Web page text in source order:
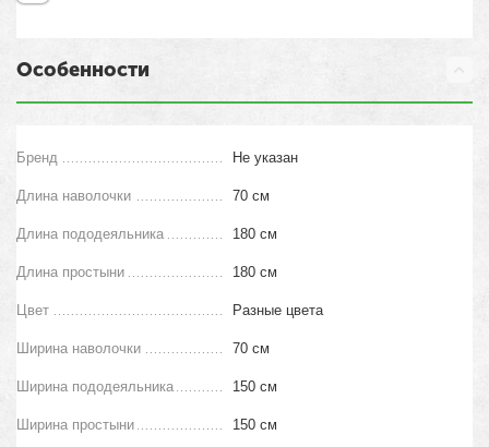
Особенности
Бренд Не указан
Длина наволочки 70 см
Длина пододеяльника 180 см
Длина простыни 180 см
Цвет Разные цвета
Ширина наволочки 70 см
Ширина пододеяльника 150 см
Ширина простыни 150 см